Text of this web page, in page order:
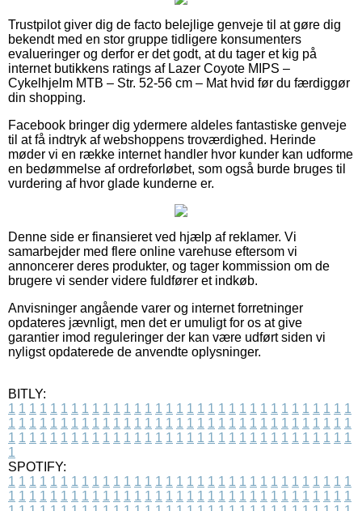
Trustpilot giver dig de facto belejlige genveje til at gøre dig
bekendt med en stor gruppe tidligere konsumenters
evalueringer og derfor er det godt, at du tager et kig på
internet butikkens ratings af Lazer Coyote MIPS –
Cykelhjelm MTB – Str. 52-56 cm – Mat hvid før du færdiggør
din shopping.
Facebook bringer dig ydermere aldeles fantastiske genveje
til at få indtryk af webshoppens troværdighed. Herinde
møder vi en række internet handler hvor kunder kan udforme
en bedømmelse af ordreforløbet, som også burde bruges til
vurdering af hvor glade kunderne er.
Denne side er finansieret ved hjælp af reklamer. Vi
samarbejder med flere online varehuse eftersom vi
annoncerer deres produkter, og tager kommission om de
brugere vi sender videre fuldfører et indkøb.
Anvisninger angående varer og internet forretninger
opdateres jævnligt, men det er umuligt for os at give
garantier imod reguleringer der kan være udført siden vi
nyligst opdaterede de anvendte oplysninger.
BITLY:
1 1 1 1 1 1 1 1 1 1 1 1 1 1 1 1 1 1 1 1 1 1 1 1 1 1 1 1 1 1 1 1 1
1 1 1 1 1 1 1 1 1 1 1 1 1 1 1 1 1 1 1 1 1 1 1 1 1 1 1 1 1 1 1 1 1
1 1 1 1 1 1 1 1 1 1 1 1 1 1 1 1 1 1 1 1 1 1 1 1 1 1 1 1 1 1 1 1 1
1
SPOTIFY:
1 1 1 1 1 1 1 1 1 1 1 1 1 1 1 1 1 1 1 1 1 1 1 1 1 1 1 1 1 1 1 1 1
1 1 1 1 1 1 1 1 1 1 1 1 1 1 1 1 1 1 1 1 1 1 1 1 1 1 1 1 1 1 1 1 1